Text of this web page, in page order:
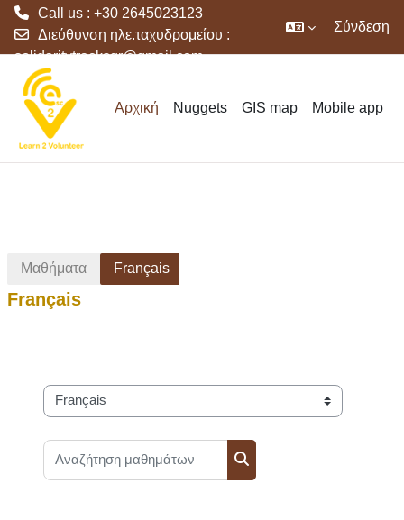
Call us : +30 2645023123
Διεύθυνση ηλε.ταχυδρομείου :
solidaritytracksgr@gmail.com
Σύνδεση
Αρχική Nuggets GIS map Mobile app
Μαθήματα Français
Français
Κατηγορίες μαθημάτων
Αναζήτηση μαθημάτων
Αναζήτηση μαθημάτων